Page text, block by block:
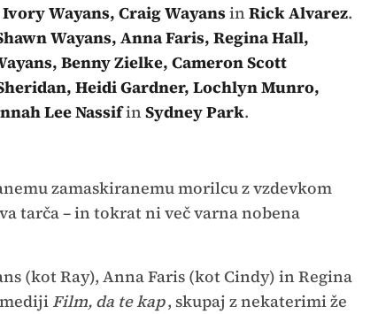
Wayans, Craig WayansinRick Alvarez.
Wayans, Anna Faris, Regina Hall,
Benny Zielke, Cameron Scott
Heidi Gardner, Lochlyn Munro,
Lee NassifinSydney Park.
zamaskiranemu morilcu z vzdevkom
tarča – in tokrat ni več varna nobena
(kot Ray), Anna Faris (kot Cindy) in Regina
Film, da te kap, skupaj z nekaterimi že